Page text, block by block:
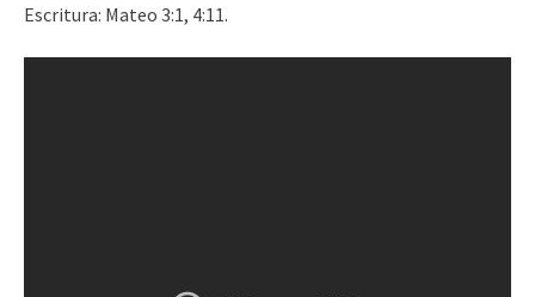
Escritura: Mateo 3:1, 4:11.